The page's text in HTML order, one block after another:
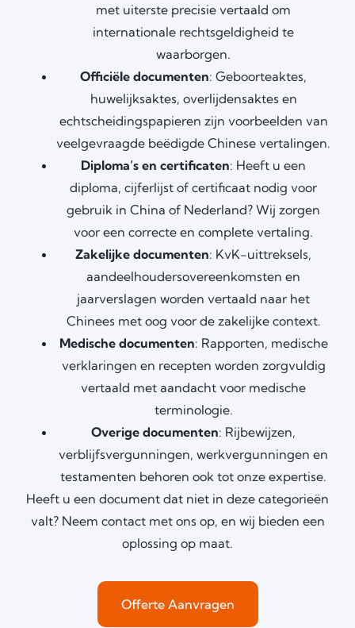
met uiterste precisie vertaald om
internationale rechtsgeldigheid te
waarborgen.
Officiële documenten: Geboorteaktes,
huwelijksaktes, overlijdensaktes en
echtscheidingspapieren zijn voorbeelden van
veelgevraagde beëdigde Chinese vertalingen.
Diploma’s en certificaten: Heeft u een
diploma, cijferlijst of certificaat nodig voor
gebruik in China of Nederland? Wij zorgen
voor een correcte en complete vertaling.
Zakelijke documenten: KvK-uittreksels,
aandeelhoudersovereenkomsten en
jaarverslagen worden vertaald naar het
Chinees met oog voor de zakelijke context.
Medische documenten: Rapporten, medische
verklaringen en recepten worden zorgvuldig
vertaald met aandacht voor medische
terminologie.
Overige documenten: Rijbewijzen,
verblijfsvergunningen, werkvergunningen en
testamenten behoren ook tot onze expertise.
Heeft u een document dat niet in deze categorieën
valt? Neem contact met ons op, en wij bieden een
oplossing op maat.
Offerte Aanvragen